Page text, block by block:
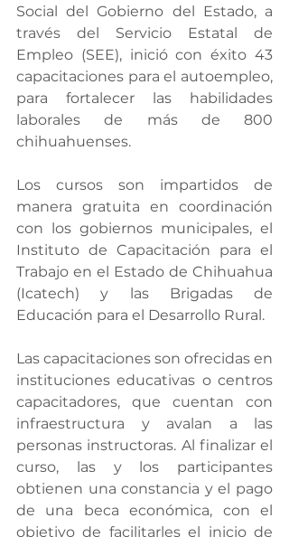
Social del Gobierno del Estado, a
través del Servicio Estatal de
Empleo (SEE), inició con éxito 43
capacitaciones para el autoempleo,
para fortalecer las habilidades
laborales de más de 800
chihuahuenses.
Los cursos son impartidos de
manera gratuita en coordinación
con los gobiernos municipales, el
Instituto de Capacitación para el
Trabajo en el Estado de Chihuahua
(Icatech) y las Brigadas de
Educación para el Desarrollo Rural.
Las capacitaciones son ofrecidas en
instituciones educativas o centros
capacitadores, que cuentan con
infraestructura y avalan a las
personas instructoras. Al finalizar el
curso, las y los participantes
obtienen una constancia y el pago
de una beca económica, con el
objetivo de facilitarles el inicio de